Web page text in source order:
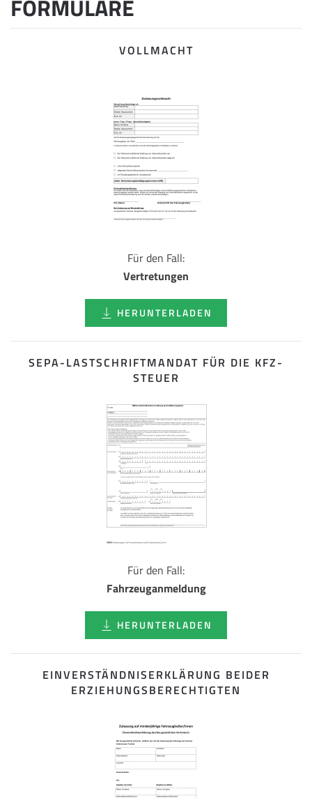
FORMULARE
VOLLMACHT
Für den Fall:
Vertretungen
HERUNTERLADEN
SEPA-LASTSCHRIFT­MANDAT FÜR DIE KFZ-
STEUER
Für den Fall:
Fahrzeuganmeldung
HERUNTERLADEN
EINVERSTÄNDNISERKLÄRUNG BEIDER
ERZIEHUNGSBERECHTIGTEN